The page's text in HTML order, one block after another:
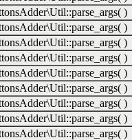
)
)
)
)
)
)
)
)
)